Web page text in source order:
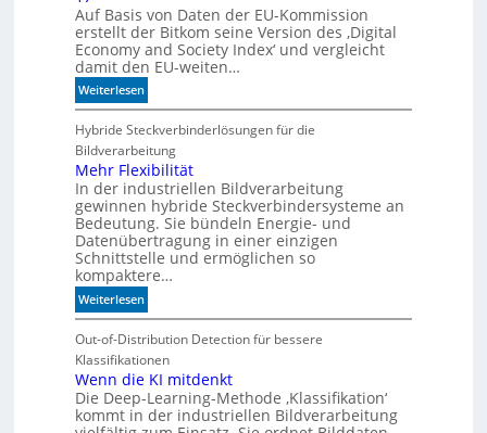
e
M
a
s
c
i
n
e
n
b
e
d
e
u
t
e
n
Auf Basis von Daten der EU-Kommission
erstellt der Bitkom seine Version des ‚Digital
Economy and Society Index‘ und vergleicht
damit den EU-weiten…
Weiterlesen:
D
e
u
t
s
c
h
l
a
n
d
i
m
B
i
t
k
Hybride Steckverbinderlösungen für die
Bildverarbeitung
Mehr Flexibilität
In der industriellen Bildverarbeitung
gewinnen hybride Steckverbindersysteme an
Bedeutung. Sie bündeln Energie- und
Datenübertragung in einer einzigen
Schnittstelle und ermöglichen so
kompaktere…
Weiterlesen:
M
e
h
F
Out-of-Distribution Detection für bessere
Klassifikationen
Wenn die KI mitdenkt
Die Deep-Learning-Methode ‚Klassifikation‘
kommt in der industriellen Bildverarbeitung